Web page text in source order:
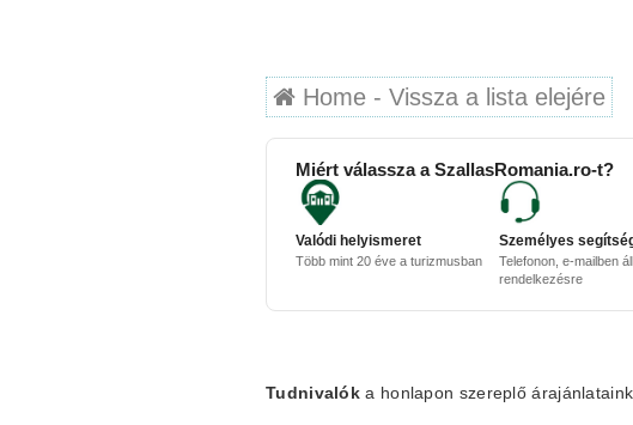
Home - Vissza a lista elejére
Miért válassza a SzallasRomania.ro-t?
Valódi helyismeret
Több mint 20 éve a turizmusban
Személyes
Telefonon, e-mailben
rendelkezésre
Tudnivalók a honlapon szereplő